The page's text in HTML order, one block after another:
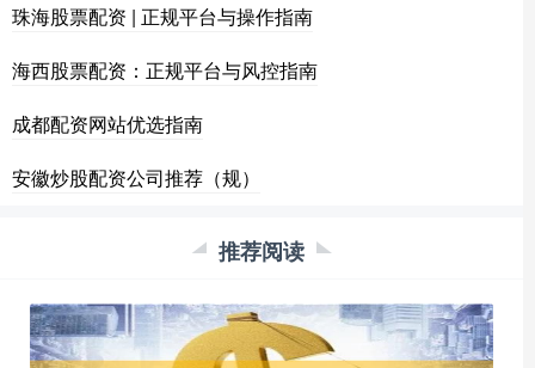
珠海股票配资 | 正规平台与操作指南
海西股票配资：正规平台与风控指南
成都配资网站优选指南
安徽炒股配资公司推荐（规）
推荐阅读